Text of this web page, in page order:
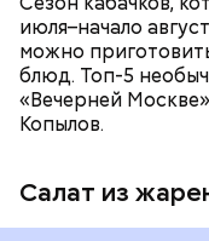
июля–начало
можно
блюд. Топ-5
«Вечерней
Копылов.
Салат из
Вред дыни
А врач-
что существует